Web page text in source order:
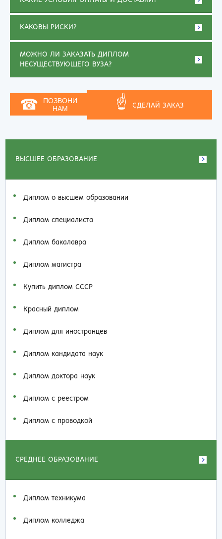
ВЫСШЕЕ ОБРАЗОВАНИЕ
Диплом о высшем образовании
Диплом специалиста
Диплом бакалавра
Диплом магистра
Купить диплом СССР
Красный диплом
Диплом для иностранцев
Диплом кандидата наук
Диплом доктора наук
Диплом с реестром
Диплом с проводкой
СРЕДНЕЕ ОБРАЗОВАНИЕ
Диплом техникума
Диплом колледжа
КАКОВЫ РИСКИ?
МОЖНО ЛИ ЗАКАЗАТЬ ДИПЛОМ
НЕСУЩЕСТВУЮЩЕГО ВУЗА?
☎
ПОЗВОНИ
НАМ
☝ СДЕЛАЙ ЗАКАЗ